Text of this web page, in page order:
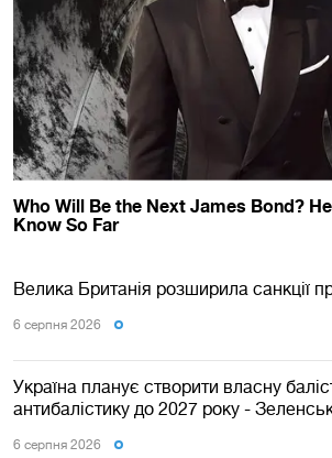
Велика Британія розширила санкції
6 серпня 2026
Україна планує створити власну
антибалістику до 2027 року -
6 серпня 2026